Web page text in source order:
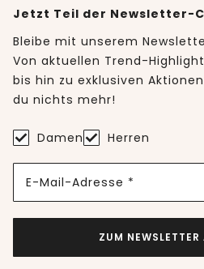
Jetzt Teil der Newsletter-
Bleibe mit unserem
Von aktuellen Trend-
bis hin zu exklusiven
du nichts mehr!
Damen Herren
E-Mail-Adresse *
ZUM NEWSLETTER